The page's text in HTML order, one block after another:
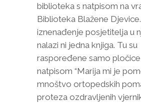
biblioteka s natpisom na
Biblioteka Blažene
iznenađenje posjetitelja u
nalazi ni jedna knjiga. Tu su
raspoređene samo
natpisom “Marija mi je
mnoštvo ortopedskih
proteza ozdravljenih